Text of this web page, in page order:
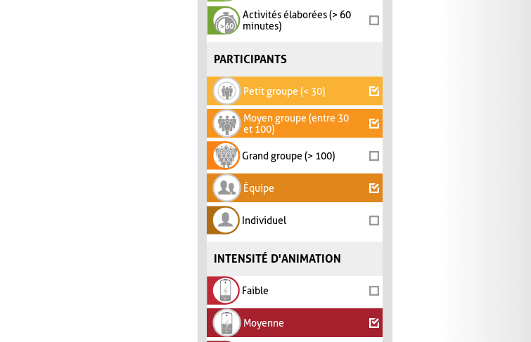
Activités élaborées (> 60
minutes)
PARTICIPANTS
Petit groupe (< 30)
Moyen groupe (entre 30
et 100)
Grand groupe (> 100)
Équipe
Individuel
INTENSITÉ D'ANIMATION
Faible
Moyenne